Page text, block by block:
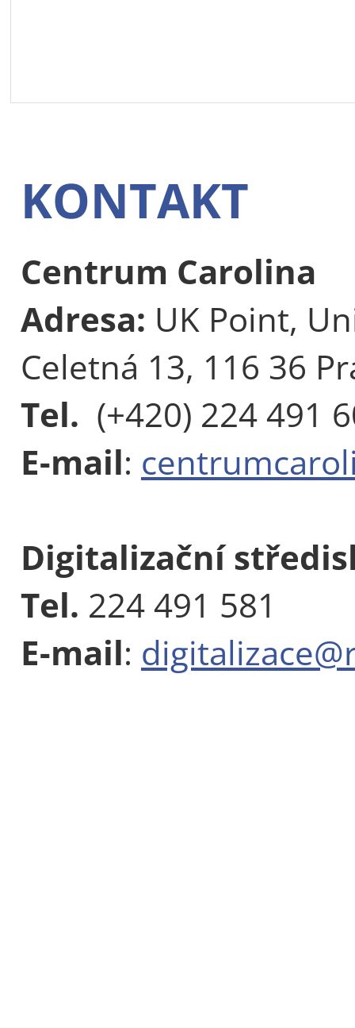
KONTAKT
Centrum Carolina
Adresa: UK Point,
Celetná 13, 116 36
Tel. (+420) 224 491
E-mail:
Digitalizační
Tel. 224 491 581
E-mail: